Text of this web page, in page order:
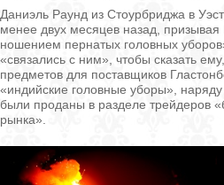
Даниэль Раунд из Стоурбриджа в
менее двух месяцев назад,
ношением пернатых головных
«связались с ним», чтобы сказать
предметов для поставщиков
«индийские головные уборы»,
были проданы в разделе трейдеров
рынка».